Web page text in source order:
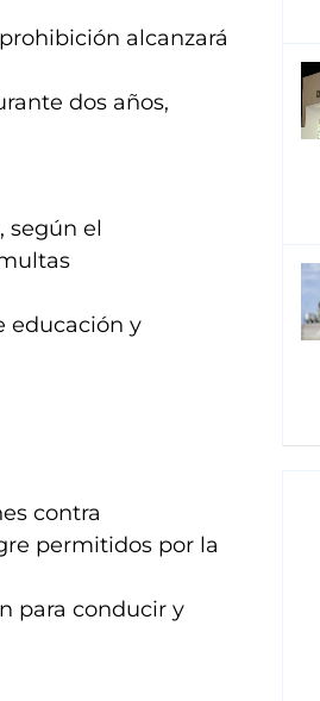
alcanzará
dos años,
según el
educación y
contra
permitidos por la
para conducir y